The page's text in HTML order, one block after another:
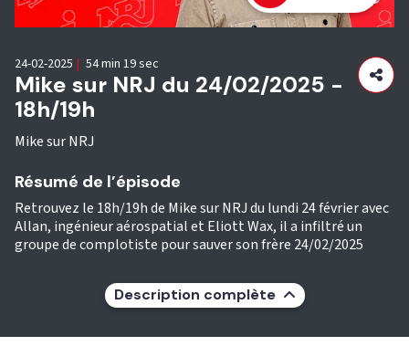
Mike sur NRJ du 24/02/2025 -
18h/19h
Mike sur NRJ
24-02-2025 | 54 min 19 sec
Résumé de l’épisode
Retrouvez le 18h/19h de Mike sur NRJ du lundi 24 février avec
Allan, ingénieur aérospatial et Eliott Wax, il a infiltré un
groupe de complotiste pour sauver son frère 24/02/2025
Description complète